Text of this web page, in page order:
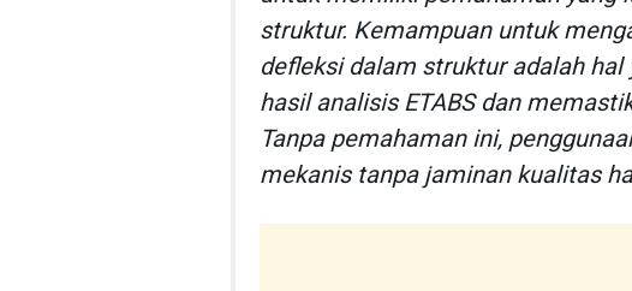
struktur. Kemampuan untuk
defleksi dalam struktur adalah
hasil analisis ETABS dan
Tanpa pemahaman ini,
mekanis tanpa jaminan kualitas